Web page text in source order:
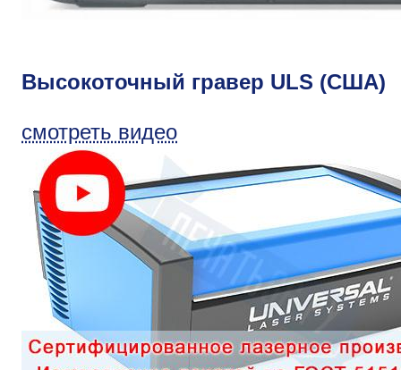
Высокоточный гравер ULS (США)
смотреть видео